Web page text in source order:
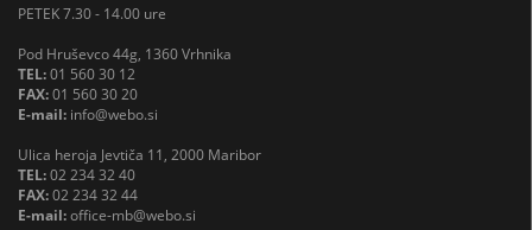
PETEK 7.30 - 14.00 ure
Pod Hruševco 44g, 1360 Vrhnika
TEL:01 560 30 12
FAX:01 560 30 20
E-mail: info@webo.si
Ulica heroja Jevtiča 11, 2000 Maribor
TEL:02 234 32 40
FAX:02 234 32 44
E-mail:office-mb@webo.si